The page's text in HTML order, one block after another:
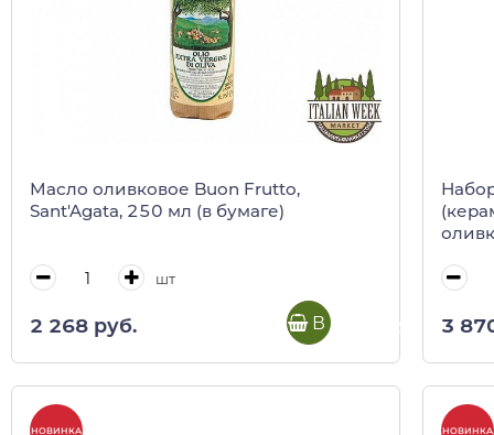
Масло оливковое Buon Frutto,
Sant'Agata, 250 мл (в бумаге)
шт
2 268 руб. В корзину
Набор
3
НОВИНКА НОВИНКА